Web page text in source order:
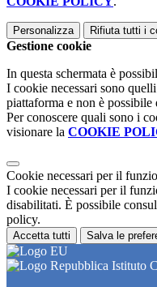
Personalizza Rifiuta tutti i
Gestione cookie
In questa schermata è
I cookie necessari sono
piattaforma e non è
Per conoscere quali sono i
visionare la COOKIE
Cookie necessari per il
I cookie necessari per il
disabilitati. È possibile
policy.
Accetta tutti Salva le
Istituto